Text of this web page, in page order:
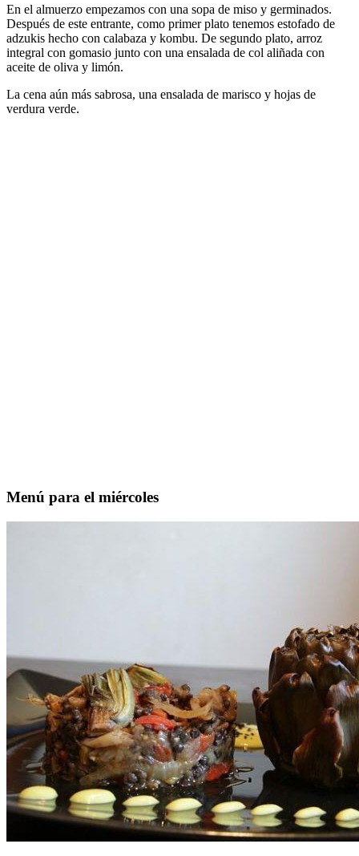
En el almuerzo empezamos con una sopa de miso y germinados.
Después de este entrante, como primer plato tenemos estofado de
adzukis hecho con calabaza y kombu. De segundo plato, arroz
integral con gomasio junto con una ensalada de col aliñada con
aceite de oliva y limón.
La cena aún más sabrosa, una ensalada de marisco y hojas de
verdura verde.
Menú para el miércoles